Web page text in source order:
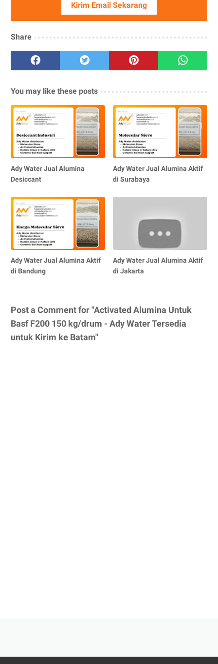
Kirim Email Sekarang
Share
You may like these posts
Ady Water Jual Alumina
Desiccant
Ady Water Jual Alumina Aktif
di Surabaya
Ady Water Jual Alumina Aktif
di Bandung
Ady Water Jual Alumina Aktif
di Jakarta
Post a Comment for "Activated Alumina Untuk
Basf F200 150 kg/drum - Ady Water Tersedia
untuk Kirim ke Batam"